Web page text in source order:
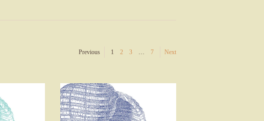
Previous 1 2 3 … 7 Next